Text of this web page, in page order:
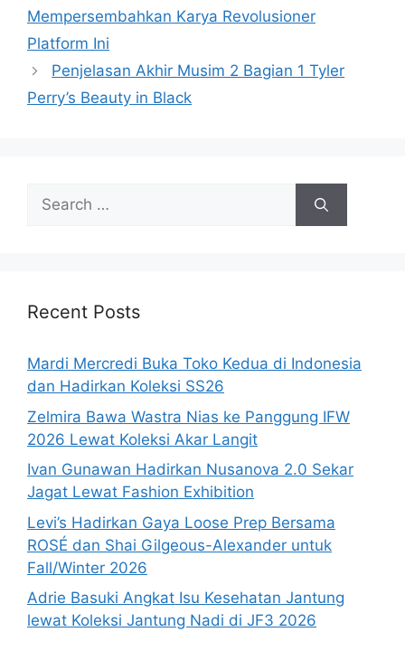
Mempersembahkan Karya Revolusioner
Platform Ini
Penjelasan Akhir Musim 2 Bagian 1 Tyler
Perry’s Beauty in Black
Search
for:
Recent Posts
Mardi Mercredi Buka Toko Kedua di Indonesia
dan Hadirkan Koleksi SS26
Zelmira Bawa Wastra Nias ke Panggung IFW
2026 Lewat Koleksi Akar Langit
Ivan Gunawan Hadirkan Nusanova 2.0 Sekar
Jagat Lewat Fashion Exhibition
Levi’s Hadirkan Gaya Loose Prep Bersama
ROSÉ dan Shai Gilgeous-Alexander untuk
Fall/Winter 2026
Adrie Basuki Angkat Isu Kesehatan Jantung
lewat Koleksi Jantung Nadi di JF3 2026